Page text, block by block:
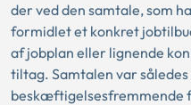
der ved den samtale, som
formidlet et konkret
af jobplan eller lignende
tiltag. Samtalen var
beskæftigelsesfremmende